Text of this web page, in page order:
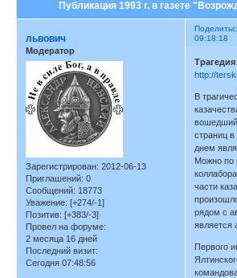
Публикация 1993 г. в газете
09:18:18
львович
Модератор
Зарегистрирован: 2012-06-13
Приглашений: 0
Сообщений: 18773
Уважение: [+274/-1]
Позитив: [+383/-3]
Провел на форуме:
2 месяца 16 дней
Последний визит:
Сегодня 07:48:56
http://
В
вошедший
страниц
днем
Можно по
части
рядом с
является
Первого